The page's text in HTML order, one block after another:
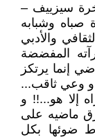
سيزييف –
صباه وشبابه
والأدبي
المفضضة
إنما يرتكز
و وعي ثاقب...
إلا هو...!! و
ماضيه على
ضوئها بكل